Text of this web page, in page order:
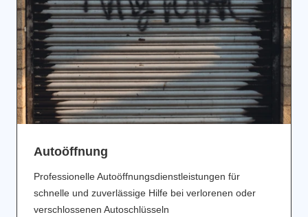
Аutoöffnung
Professionelle Autoöffnungsdienstleistungen für
schnelle und zuverlässige Hilfe bei verlorenen oder
verschlossenen Autoschlüsseln